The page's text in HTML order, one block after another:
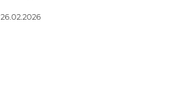
26.02.2026